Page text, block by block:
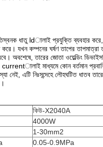
ধাতু ldালাই প্রযুক্তি ব্যবহার
করে। যখন কম্পনের ঘর্ষণ তাপের
অবশেষে, তারের জোতা ওয়েল্ডিং
মাধ্যমে কোন বর্তমান
নেই, এটি নিঃসন্দেহে লৌহঘটিত
কিউ-X2040A
4000W
1-30mm2
0.05-0.9MPa